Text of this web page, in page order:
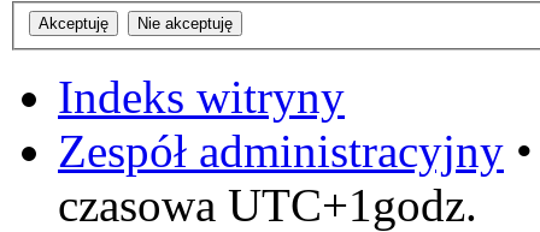
Indeks witryny
Zespół administracyjny
czasowa UTC+1godz.